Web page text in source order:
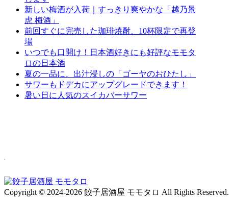
新しい梅酒が入荷｜すっきり爽やかな「越乃景
虎 梅酒」
前回すぐに完売した珈琲焼酎、10杯限定で再登
場
いつでも口開け！日本酒好きにも好評なモモタ
ロの日本酒
夏の一品に、出汁浸しの「ゴーヤのおひたし」
サワーもドデカにアップグレードできます！
暑い日に人気のスイカバーサワー
Copyright © 2024-2026 餃子居酒屋 モモタロ All Rights Reserved.